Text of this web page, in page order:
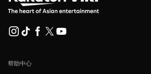
帮助中心